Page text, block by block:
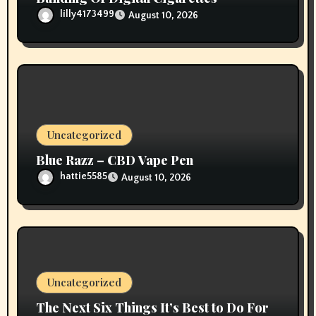
lilly4173499 August 10, 2026
Uncategorized
Blue Razz – CBD Vape Pen
hattie5585 August 10, 2026
Uncategorized
The Next Six Things It’s Best to Do For